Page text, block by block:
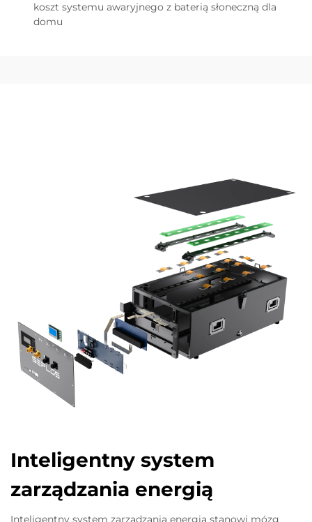
koszt systemu awaryjnego z baterią słoneczną dla
domu
Inteligentny system
zarządzania energią
Inteligentny system zarządzania energią stanowi mózg